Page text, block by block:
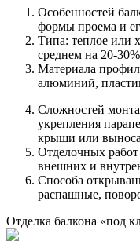
Особенностей
формы проема и
Типа: теплое или
среднем на 20-
Материала
алюминий,
Сложностей
укрепления
крыши или
Отделочных
внешних и
Способа
распашные,
Отделка балкона «под